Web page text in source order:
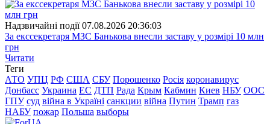
Надзвичайні події 07.08.2026 20:36:03
За екссекретаря МЗС Банькова внесли заставу у розмірі 10 млн
грн
Читати
Теги
АТО УПЦ РФ США СБУ Порошенко Росія коронавирус
Донбасс Украина ЕС ДТП Рада Крым Кабмин Киев НБУ ООС
ГПУ суд війна в Україні санкции війна Путин Трамп газ
НАБУ пожар Польша выборы